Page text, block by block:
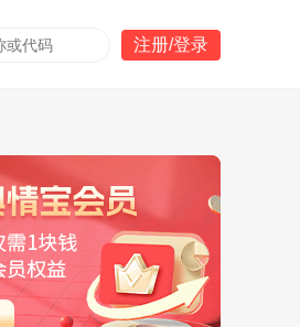
注册/登录